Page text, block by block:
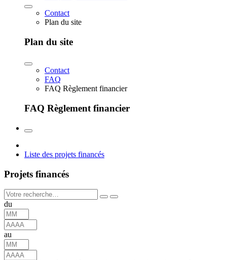
Contact
Plan du site
Plan du site
Contact
FAQ
FAQ Règlement financier
FAQ Règlement financier
Liste des projets financés
Projets financés
du
au